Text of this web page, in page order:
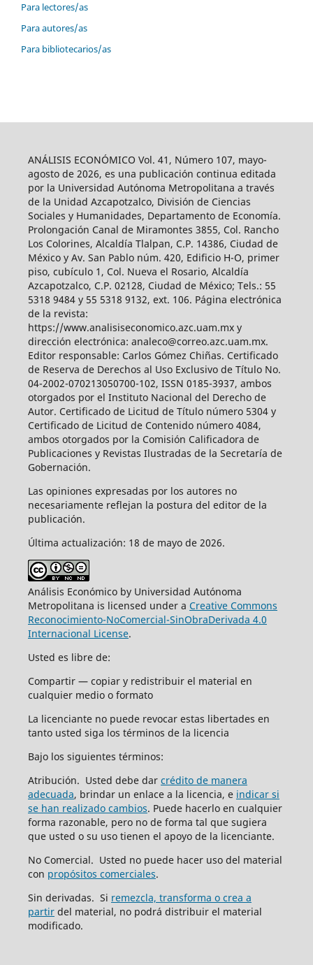
Para lectores/as
Para autores/as
Para bibliotecarios/as
ANÁLISIS ECONÓMICO Vol. 41, Número 107, mayo-
agosto de 2026, es una publicación continua editada
por la Universidad Autónoma Metropolitana a través
de la Unidad Azcapotzalco, División de Ciencias
Sociales y Humanidades, Departamento de Economía.
Prolongación Canal de Miramontes 3855, Col. Rancho
Los Colorines, Alcaldía Tlalpan, C.P. 14386, Ciudad de
México y Av. San Pablo núm. 420, Edificio H-O, primer
piso, cubículo 1, Col. Nueva el Rosario, Alcaldía
Azcapotzalco, C.P. 02128, Ciudad de México; Tels.: 55
5318 9484 y 55 5318 9132, ext. 106. Página electrónica
de la revista:
https://www.analisiseconomico.azc.uam.mx y
dirección electrónica: analeco@correo.azc.uam.mx.
Editor responsable: Carlos Gómez Chiñas. Certificado
de Reserva de Derechos al Uso Exclusivo de Título No.
04-2002-070213050700-102, ISSN 0185-3937, ambos
otorgados por el Instituto Nacional del Derecho de
Autor. Certificado de Licitud de Título número 5304 y
Certificado de Licitud de Contenido número 4084,
ambos otorgados por la Comisión Calificadora de
Publicaciones y Revistas Ilustradas de la Secretaría de
Gobernación.
Las opiniones expresadas por los autores no
necesariamente reflejan la postura del editor de la
publicación.
Última actualización: 18 de mayo de 2026.
Análisis Económico by Universidad Autónoma
Metropolitana is licensed under a Creative Commons
Reconocimiento-NoComercial-SinObraDerivada 4.0
Internacional License.
Usted es libre de:
Compartir — copiar y redistribuir el material en
cualquier medio o formato
La licenciante no puede revocar estas libertades en
tanto usted siga los términos de la licencia
Bajo los siguientes términos:
Atribución. Usted debe dar crédito de manera
adecuada, brindar un enlace a la licencia, e indicar si
se han realizado cambios. Puede hacerlo en cualquier
forma razonable, pero no de forma tal que sugiera
que usted o su uso tienen el apoyo de la licenciante.
No Comercial. Usted no puede hacer uso del material
con propósitos comerciales.
Sin derivadas. Si remezcla, transforma o crea a
partirdel material, no podrá distribuir el material
modificado.